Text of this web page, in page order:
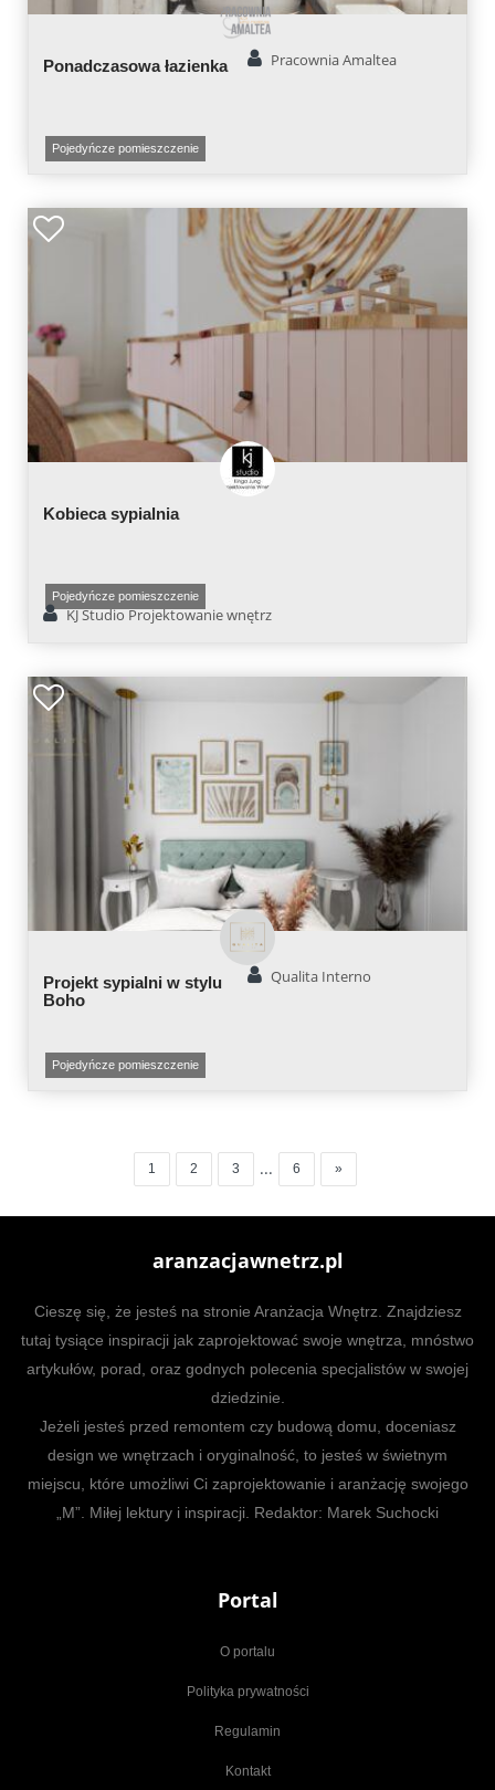
Ponadczasowa łazienka
Pojedyńcze pomieszczenie
Pracownia Amaltea
Kobieca sypialnia
Pojedyńcze pomieszczenie
KJ Studio Projektowanie wnętrz
Projekt sypialni w stylu
Boho
Pojedyńcze pomieszczenie
Qualita Interno
1 2 3 ... 6 »
aranzacjawnetrz.pl
Cieszę się, że jesteś na stronie Aranżacja Wnętrz. Znajdziesz
tutaj tysiące inspiracji jak zaprojektować swoje wnętrza, mnóstwo
artykułów, porad, oraz godnych polecenia specjalistów w swojej
dziedzinie.
Jeżeli jesteś przed remontem czy budową domu, doceniasz
design we wnętrzach i oryginalność, to jesteś w świetnym
miejscu, które umożliwi Ci zaprojektowanie i aranżację swojego
„M”. Miłej lektury i inspiracji. Redaktor: Marek Suchocki
Portal
O portalu
Polityka prywatności
Regulamin
Kontakt